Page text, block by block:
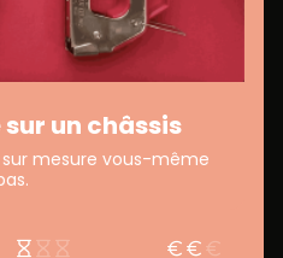
un châssis
mesure vous-même